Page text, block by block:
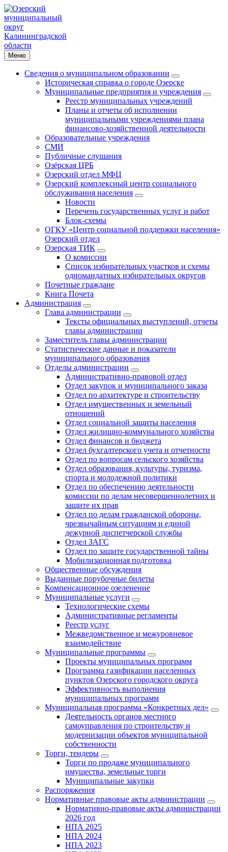
Меню
Сведения о муниципальном образовании
Историческая справка о городе Озерске
Муниципальные предприятия и учреждения
Реестр муниципальных учреждений
Планы и отчеты об исполнении
муниципальными учреждениями плана
финансово-хозяйственной деятельности
Образовательные учреждения
СМИ
Публичные слушания
Озёрская ЦРБ
Озерский отдел МФЦ
Озерский комплексный центр социального
обслуживания населения
Новости
Перечень государственных услуг и работ
Блок-схемы
ОГКУ «Центр социальной поддержки населения»
Озерский отдел
Озерская ТИК
О комиссии
Список избирательных участков и схемы
одномандатных избирательных округов
Почетные граждане
Книга Почета
Администрация
Глава администрации
Тексты официальных выступлений, отчеты
главы администрации
Заместитель главы администрации
Статистические данные и показатели
муниципального образования
Отделы администрации
Административно-правовой отдел
Отдел закупок и муниципального заказа
Отдел по архитектуре и строительству
Отдел имущественных и земельный
отношений
Отдел социальной защиты населения
Отдел жилищно-коммунального хозяйства
Отдел финансов и бюджета
Отдел бухгалтерского учета и отчетности
Отдел по вопросам сельского хозяйства
Отдел образования, культуры, туризма,
спорта и молодежной политики
Отдел по обеспечению деятельности
комиссии по делам несовершеннолетних и
защите их прав
Отдел по делам гражданской обороны,
чрезвычайным ситуациям и единой
дежурной диспетчерской службы
Отдел ЗАГС
Отдел по защите государственной тайны
Мобилизационная подготовка
Общественные обсуждения
Выданные порубочные билеты
Компенсационное озеленение
Муниципальные услуги
Технологические схемы
Административные регламенты
Реестр услуг
Межведомственное и межуровневое
взаимодействие
Муниципальные программы
Проекты муниципальных программ
Программа газификации населенных
пунктов Озерского городского округа
Эффективность выполнения
муниципальных программ
Муниципальная программа «Конкретных дел»
Деятельность органов местного
самоуправления по строительству и
модернизации объектов муниципальной
собственности
Торги, тендеры
Торги по продаже муниципального
имущества, земельные торги
Муниципальные закупки
Распоряжения
Нормативные правовые акты администрации
Нормативно-правовые акты администрации
2026 год
НПА 2025
НПА 2024
НПА 2023